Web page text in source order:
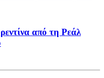
από τη Ρεάλ